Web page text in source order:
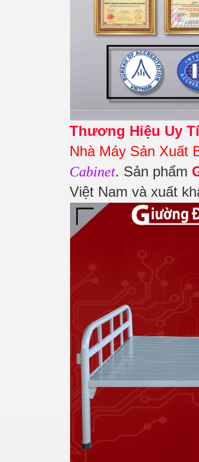
Thương Hiệu Uy
Nhà Máy Sản Xuất
Cabinet. Sản phẩm
Việt Nam và xuất